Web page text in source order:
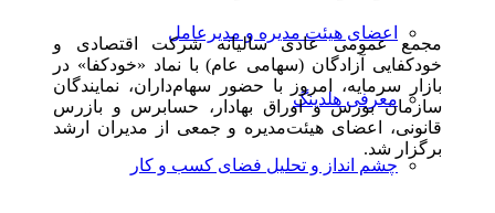
اعضای هیئت مدیره و مدیرعامل
معرفی هلدینگ
چشم انداز و تحلیل فضای کسب و کار
مجمع عمومی عادی سالیانه شرکت اقتصادی و
خودکفایی آزادگان (سهامی عام) با نماد «خودکفا» در
بازار سرمایه، امروز با حضور سهام‌داران، نمایندگان
سازمان بورس و اوراق بهادار، حسابرس و بازرس
قانونی، اعضای هیئت‌مدیره و جمعی از مدیران ارشد
برگزار شد.